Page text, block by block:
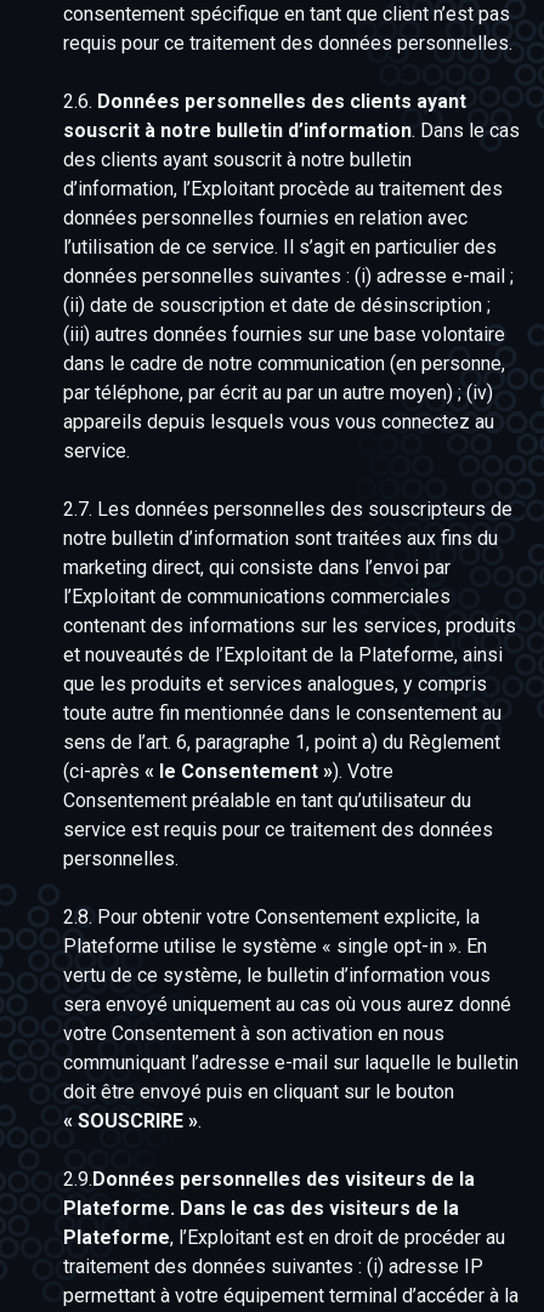
consentement spécifique en tant que client n’est pas
requis pour ce traitement des données personnelles.
2.6. Données personnelles des clients ayant
souscrit à notre bulletin d’information. Dans le cas
des clients ayant souscrit à notre bulletin
d’information, l’Exploitant procède au traitement des
données personnelles fournies en relation avec
l’utilisation de ce service. Il s’agit en particulier des
données personnelles suivantes : (i) adresse e-mail ;
(ii) date de souscription et date de désinscription ;
(iii) autres données fournies sur une base volontaire
dans le cadre de notre communication (en personne,
par téléphone, par écrit au par un autre moyen) ; (iv)
appareils depuis lesquels vous vous connectez au
service.
2.7. Les données personnelles des souscripteurs de
notre bulletin d’information sont traitées aux fins du
marketing direct, qui consiste dans l’envoi par
l’Exploitant de communications commerciales
contenant des informations sur les services, produits
et nouveautés de l’Exploitant de la Plateforme, ainsi
que les produits et services analogues, y compris
toute autre fin mentionnée dans le consentement au
sens de l’art. 6, paragraphe 1, point a) du Règlement
(ci-après « le Consentement »). Votre
Consentement préalable en tant qu’utilisateur du
service est requis pour ce traitement des données
personnelles.
2.8. Pour obtenir votre Consentement explicite, la
Plateforme utilise le système « single opt-in ». En
vertu de ce système, le bulletin d’information vous
sera envoyé uniquement au cas où vous aurez donné
votre Consentement à son activation en nous
communiquant l’adresse e-mail sur laquelle le bulletin
doit être envoyé puis en cliquant sur le bouton
« SOUSCRIRE ».
2.9.Données personnelles des visiteurs de la
Plateforme. Dans le cas des visiteurs de la
Plateforme, l’Exploitant est en droit de procéder au
traitement des données suivantes : (i) adresse IP
permettant à votre équipement terminal d’accéder à la